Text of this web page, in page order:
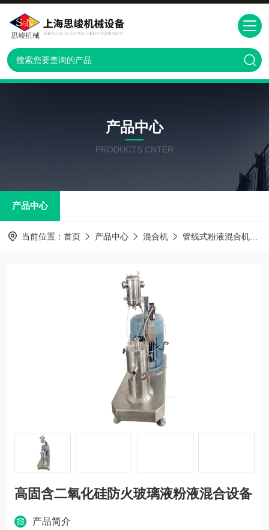
产品中心
PRODUCTS CNTER
产品中心
当前位置： 首页 产品中心 混合机 管线式粉液混合机
高固含二氧化硅防火玻璃液粉液混合设备
产品简介